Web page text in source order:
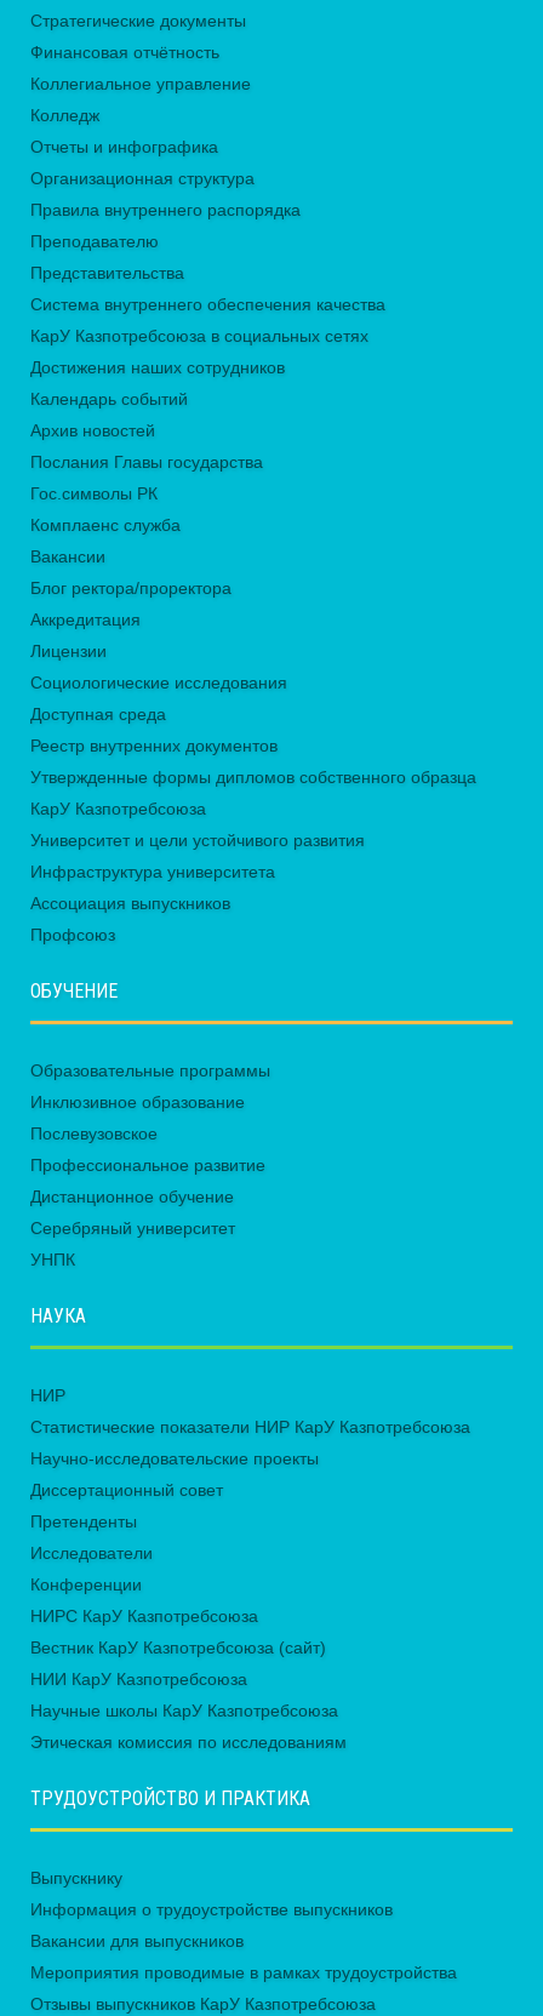
Стратегические документы
Финансовая отчётность
Коллегиальное управление
Колледж
Отчеты и инфографика
Организационная структура
Правила внутреннего распорядка
Преподавателю
Представительства
Система внутреннего обеспечения качества
КарУ Казпотребсоюза в социальных сетях
Достижения наших сотрудников
Календарь событий
Архив новостей
Послания Главы государства
Гос.символы РК
Комплаенс служба
Вакансии
Блог ректора/проректора
Аккредитация
Лицензии
Социологические исследования
Доступная среда
Реестр внутренних документов
Утвержденные формы дипломов собственного образца
КарУ Казпотребсоюза
Университет и цели устойчивого развития
Инфраструктура университета
Ассоциация выпускников
Профсоюз
ОБУЧЕНИЕ
Образовательные программы
Инклюзивное образование
Послевузовское
Профессиональное развитие
Дистанционное обучение
Серебряный университет
УНПК
НАУКА
НИР
Статистические показатели НИР КарУ Казпотребсоюза
Научно-исследовательские проекты
Диссертационный совет
Претенденты
Исследователи
Конференции
НИРС КарУ Казпотребсоюза
Вестник КарУ Казпотребсоюза (сайт)
НИИ КарУ Казпотребсоюза
Научные школы КарУ Казпотребсоюза
Этическая комиссия по исследованиям
ТРУДОУСТРОЙСТВО И ПРАКТИКА
Выпускнику
Информация о трудоустройстве выпускников
Вакансии для выпускников
Мероприятия проводимые в рамках трудоустройства
Отзывы выпускников КарУ Казпотребсоюза